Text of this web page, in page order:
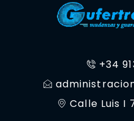
+34
Calle Luis I